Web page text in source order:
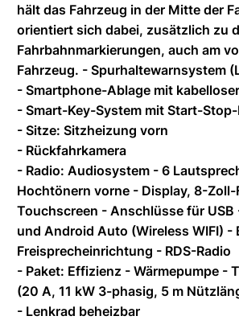
hält das Fahrzeug in der Mitte der
orientiert sich dabei, zusätzlich zu
Fahrbahnmarkierungen, auch am
Fahrzeug. - Spurhaltewarnsystem
- Smartphone-Ablage mit
- Smart-Key-System mit Start-
- Sitze: Sitzheizung vorn
- Rückfahrkamera
- Radio: Audiosystem - 6
Hochtönern vorne - Display, 8-Zoll-
Touchscreen - Anschlüsse für USB
und Android Auto (Wireless WIFI) -
Freisprecheinrichtung - RDS-Radio
- Paket: Effizienz - Wärmepumpe -
(20 A, 11 kW 3-phasig, 5 m
- Lenkrad beheizbar